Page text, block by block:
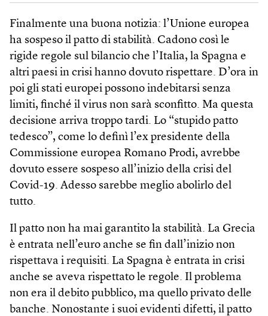
Finalmente una buona notizia: l’Unione europea
ha sospeso il patto di stabilità. Cadono così le
rigide regole sul bilancio che l’Italia, la Spagna e
altri paesi in crisi hanno dovuto rispettare. D’ora in
poi gli stati europei possono indebitarsi senza
limiti, finché il virus non sarà sconfitto. Ma questa
decisione arriva troppo tardi. Lo “stupido patto
tedesco”, come lo definì l’ex presidente della
Commissione europea Romano Prodi, avrebbe
dovuto essere sospeso all’inizio della crisi del
Covid-19. Adesso sarebbe meglio abolirlo del
tutto.
Il patto non ha mai garantito la stabilità. La Grecia
è entrata nell’euro anche se fin dall’inizio non
rispettava i requisiti. La Spagna è entrata in crisi
anche se aveva rispettato le regole. Il problema
non era il debito pubblico, ma quello privato delle
banche. Nonostante i suoi evidenti difetti, il patto